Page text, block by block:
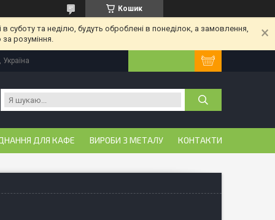
Кошик
та неділю, будуть оброблені в понеділок, а замовлення,
розуміння.
ДЛЯ КАФЕ ВИРОБИ З МЕТАЛУ КОНТАКТИ